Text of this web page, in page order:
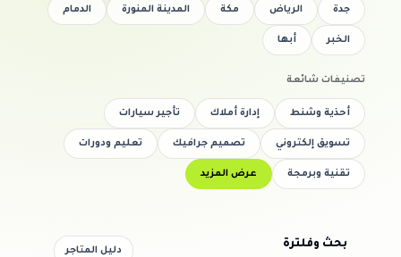
جدة الرياض مكة المدينة المنورة الدمام
الخبر أبها
تصنيفات شائعة
أحذية وشنط إدارة أملاك تأجير سيارات
تسويق إلكتروني تصميم جرافيك تعليم ودورات
تقنية وبرمجة عرض المزيد
بحث وفلترة دليل المتاجر